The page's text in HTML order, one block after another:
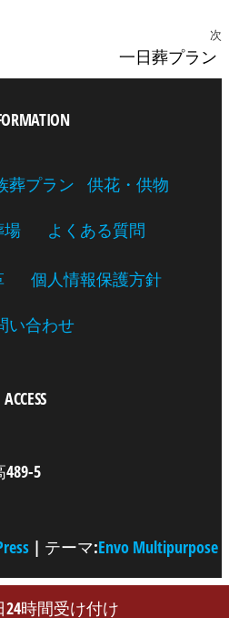
ン 次
一日葬プラン
葬プラン 供花・供物
場 よくある質問
個人情報保護方針
い合わせ
ACCESS
5
| テーマ:Envo Multipurpose
24時間受け付け